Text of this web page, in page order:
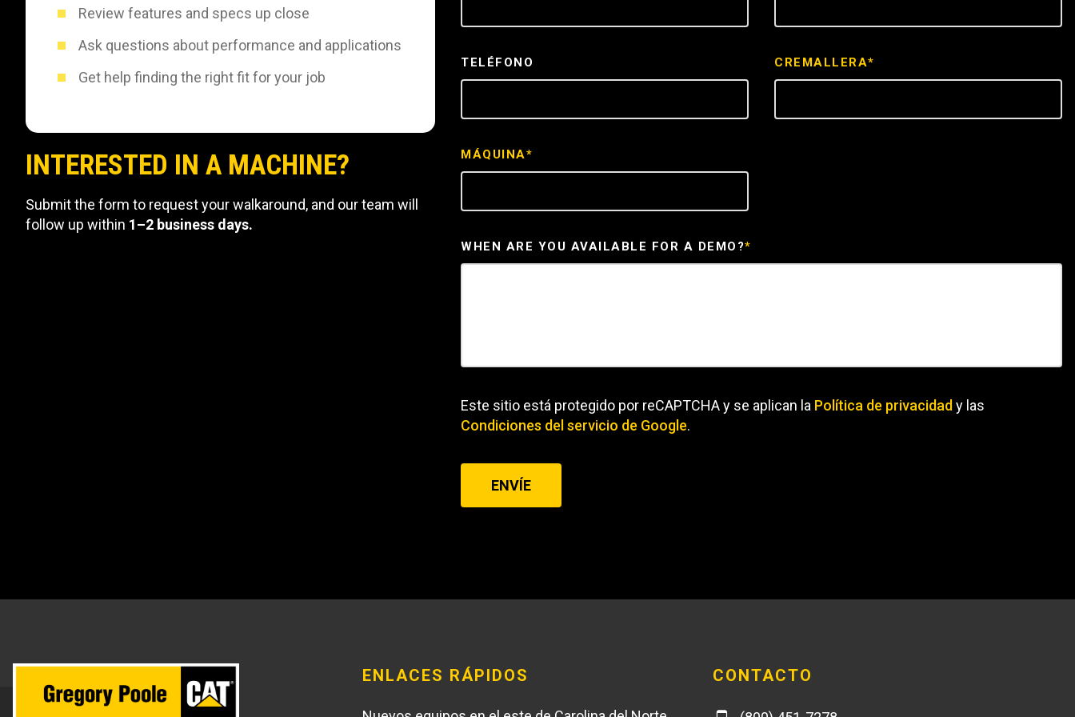
TELÉFONO CREMALLERA*
MÁQUINA*
WHEN ARE YOU AVAILABLE FOR A DEMO?*
Este sitio está protegido por reCAPTCHA y se aplican la Política de privacidad y las
Condiciones del servicio de Google.
ENVÍE
Review features and specs up close
Ask questions about performance and applications
Get help finding the right fit for your job
INTERESTED IN A MACHINE?
Submit the form to request your walkaround, and our team will
follow up within 1–2 business days.
ENLACES RÁPIDOS CONTACTO